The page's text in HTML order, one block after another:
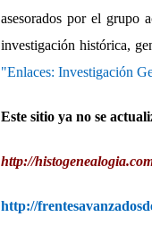
asesorados por el grupo
investigación histórica,
"Enlaces: Investigación
Este sitio ya no se
http://
http://